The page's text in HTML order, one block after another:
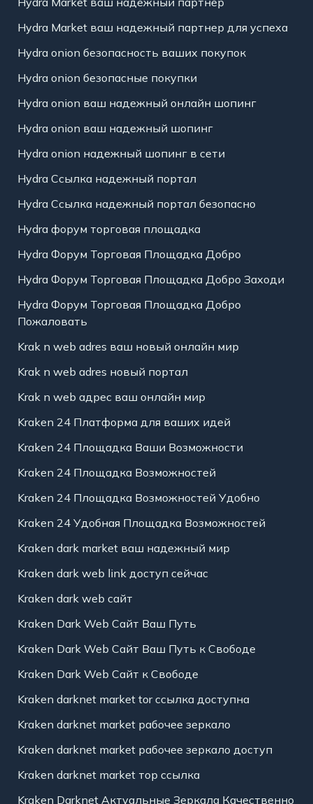
Hydra Market ваш надежный партнер для успеха
Hydra onion безопасность ваших покупок
Hydra onion безопасные покупки
Hydra onion ваш надежный онлайн шопинг
Hydra onion ваш надежный шопинг
Hydra onion надежный шопинг в сети
Hydra Ссылка надежный портал
Hydra Ссылка надежный портал безопасно
Hydra форум торговая площадка
Hydra Форум Торговая Площадка Добро
Hydra Форум Торговая Площадка Добро Заходи
Hydra Форум Торговая Площадка Добро
Пожаловать
Krak n web adres ваш новый онлайн мир
Krak n web adres новый портал
Krak n web адрес ваш онлайн мир
Kraken 24 Платформа для ваших идей
Kraken 24 Площадка Ваши Возможности
Kraken 24 Площадка Возможностей
Kraken 24 Площадка Возможностей Удобно
Kraken 24 Удобная Площадка Возможностей
Kraken dark market ваш надежный мир
Kraken dark web link доступ сейчас
Kraken dark web сайт
Kraken Dark Web Сайт Ваш Путь
Kraken Dark Web Сайт Ваш Путь к Свободе
Kraken Dark Web Сайт к Свободе
Kraken darknet market tor ссылка доступна
Kraken darknet market рабочее зеркало
Kraken darknet market рабочее зеркало доступ
Kraken darknet market тор ссылка
Kraken Darknet Актуальные Зеркала Качественно